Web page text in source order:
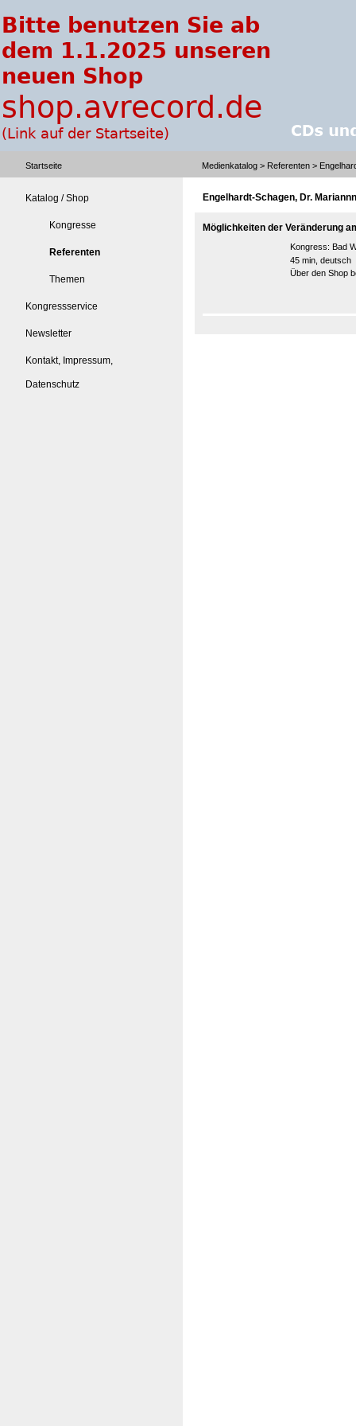
Startseite Medienkatalog > Referenten >
Katalog / Shop
Kongresse
Referenten
Themen
Kongressservice
Newsletter
Kontakt, Impressum,
Datenschutz
Engelhardt-Schagen, Dr.
Möglichkeiten der Veränderung
Kongress: Bad
45 min, deutsch
Über den Shop